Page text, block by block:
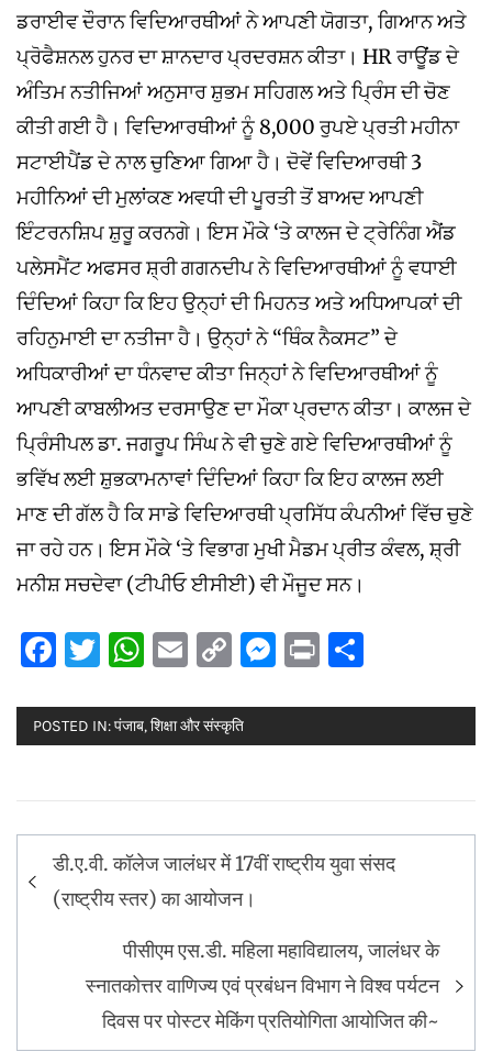
ਡਰਾਈਵ ਦੌਰਾਨ ਵਿਦਿਆਰਥੀਆਂ ਨੇ ਆਪਣੀ ਯੋਗਤਾ, ਗਿਆਨ ਅਤੇ
ਪ੍ਰੋਫੈਸ਼ਨਲ ਹੁਨਰ ਦਾ ਸ਼ਾਨਦਾਰ ਪ੍ਰਦਰਸ਼ਨ ਕੀਤਾ। HR ਰਾਊਂਡ ਦੇ
ਅੰਤਿਮ ਨਤੀਜਿਆਂ ਅਨੁਸਾਰ ਸ਼ੁਭਮ ਸਹਿਗਲ ਅਤੇ ਪ੍ਰਿੰਸ ਦੀ ਚੋਣ
ਕੀਤੀ ਗਈ ਹੈ। ਵਿਦਿਆਰਥੀਆਂ ਨੂੰ 8,000 ਰੁਪਏ ਪ੍ਰਤੀ ਮਹੀਨਾ
ਸਟਾਈਪੈਂਡ ਦੇ ਨਾਲ ਚੁਣਿਆ ਗਿਆ ਹੈ। ਦੋਵੇਂ ਵਿਦਿਆਰਥੀ 3
ਮਹੀਨਿਆਂ ਦੀ ਮੁਲਾਂਕਣ ਅਵਧੀ ਦੀ ਪੂਰਤੀ ਤੋਂ ਬਾਅਦ ਆਪਣੀ
ਇੰਟਰਨਸ਼ਿਪ ਸ਼ੁਰੂ ਕਰਨਗੇ। ਇਸ ਮੌਕੇ ‘ਤੇ ਕਾਲਜ ਦੇ ਟ੍ਰੇਨਿੰਗ ਐਂਡ
ਪਲੇਸਮੈਂਟ ਅਫਸਰ ਸ਼੍ਰੀ ਗਗਨਦੀਪ ਨੇ ਵਿਦਿਆਰਥੀਆਂ ਨੂੰ ਵਧਾਈ
ਦਿੰਦਿਆਂ ਕਿਹਾ ਕਿ ਇਹ ਉਨ੍ਹਾਂ ਦੀ ਮਿਹਨਤ ਅਤੇ ਅਧਿਆਪਕਾਂ ਦੀ
ਰਹਿਨੁਮਾਈ ਦਾ ਨਤੀਜਾ ਹੈ। ਉਨ੍ਹਾਂ ਨੇ “ਥਿੰਕ ਨੈਕਸਟ” ਦੇ
ਅਧਿਕਾਰੀਆਂ ਦਾ ਧੰਨਵਾਦ ਕੀਤਾ ਜਿਨ੍ਹਾਂ ਨੇ ਵਿਦਿਆਰਥੀਆਂ ਨੂੰ
ਆਪਣੀ ਕਾਬਲੀਅਤ ਦਰਸਾਉਣ ਦਾ ਮੌਕਾ ਪ੍ਰਦਾਨ ਕੀਤਾ। ਕਾਲਜ ਦੇ
ਪ੍ਰਿੰਸੀਪਲ ਡਾ. ਜਗਰੂਪ ਸਿੰਘ ਨੇ ਵੀ ਚੁਣੇ ਗਏ ਵਿਦਿਆਰਥੀਆਂ ਨੂੰ
ਭਵਿੱਖ ਲਈ ਸ਼ੁਭਕਾਮਨਾਵਾਂ ਦਿੰਦਿਆਂ ਕਿਹਾ ਕਿ ਇਹ ਕਾਲਜ ਲਈ
ਮਾਣ ਦੀ ਗੱਲ ਹੈ ਕਿ ਸਾਡੇ ਵਿਦਿਆਰਥੀ ਪ੍ਰਸਿੱਧ ਕੰਪਨੀਆਂ ਵਿੱਚ ਚੁਣੇ
ਜਾ ਰਹੇ ਹਨ। ਇਸ ਮੌਕੇ ‘ਤੇ ਵਿਭਾਗ ਮੁਖੀ ਮੈਡਮ ਪ੍ਰੀਤ ਕੰਵਲ, ਸ਼੍ਰੀ
ਮਨੀਸ਼ ਸਚਦੇਵਾ (ਟੀਪੀਓ ਈਸੀਈ) ਵੀ ਮੌਜੂਦ ਸਨ।
Facebook
Twitter
WhatsApp
Email
CopyMessenger
Print
POSTED IN:पंजाब,शिक्षा और संस्कृति
Post
navigation
डी.ए.वी. कॉलेज जालंधर में 17वीं राष्ट्रीय युवा संसद
(राष्ट्रीय स्तर) का आयोजन।
पीसीएम एस.डी. महिला महाविद्यालय, जालंधर के
स्नातकोत्तर वाणिज्य एवं प्रबंधन विभाग ने विश्व पर्यटन
दिवस पर पोस्टर मेकिंग प्रतियोगिता आयोजित की~